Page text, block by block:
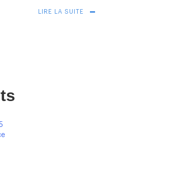
LIRE LA SUITE